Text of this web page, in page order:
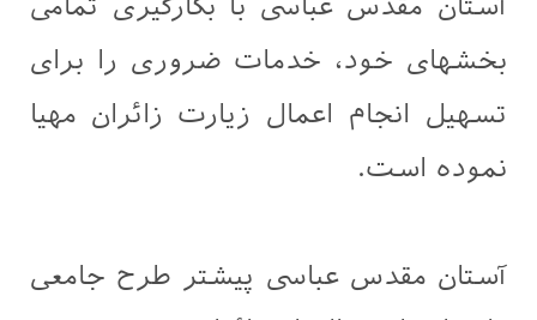
آستان مقدس عباسی با بکارگیری تمامی
بخشهای خود، خدمات ضروری را برای
تسهیل انجام اعمال زیارت زائران مهیا
نموده است.
آستان مقدس عباسی پیشتر طرح جامعی